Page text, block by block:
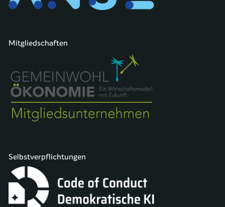
Mitgliedschaften
Selbstverpflichtungen